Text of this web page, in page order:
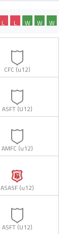
W
W
W
L
L
CFC (u12)
ASFT (U12)
AMFC (u12)
ASASF (u12)
ASFT (U12)